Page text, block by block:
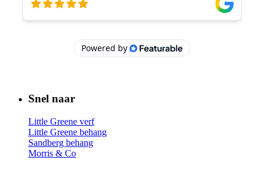
Snel naar
Little Greene verf
Little Greene behang
Sandberg behang
Morris & Co